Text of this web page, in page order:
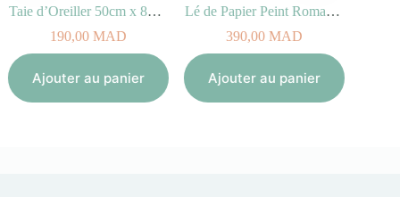
Taie d’Oreiller 50cm x 80cm – Orient
190,00MAD
Ajouter au panier
Lé de Papier Peint Romance
390,00MAD
Ajouter au panier